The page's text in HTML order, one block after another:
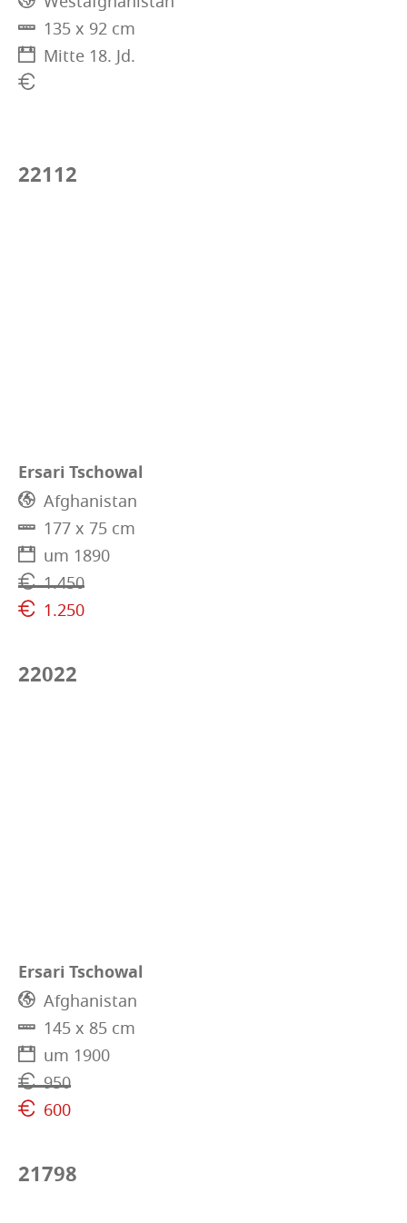
135 x 92 cm
Mitte 18. Jd.
22112
Ersari Tschowal
Afghanistan
177 x 75 cm
um 1890
1.450
1.250
22022
Ersari Tschowal
Afghanistan
145 x 85 cm
um 1900
950
600
21798